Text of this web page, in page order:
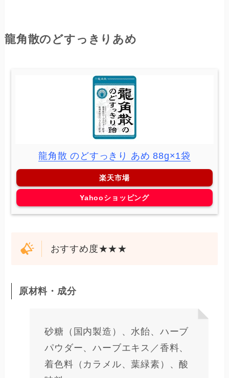
龍角散のどすっきりあめ
龍角散 のどすっきり あめ 88g×1袋
楽天市場
Yahooショッピング
おすすめ度★★★
原材料・成分
砂糖（国内製造）、水飴、ハーブ
パウダー、ハーブエキス／香料、
着色料（カラメル、葉緑素）、酸